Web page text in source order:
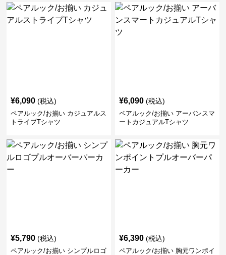
¥6,090 (税込)
ペアルック/お揃い カジュアルス
トライプTシャツ
¥6,090 (税込)
ペアルック/お揃い アーバンスマ
ートカジュアルTシャツ
¥5,790 (税込)
ペアルック/お揃い シンプルロゴ
¥6,390 (税込)
ペアルック/お揃い 胸元ワンポイ